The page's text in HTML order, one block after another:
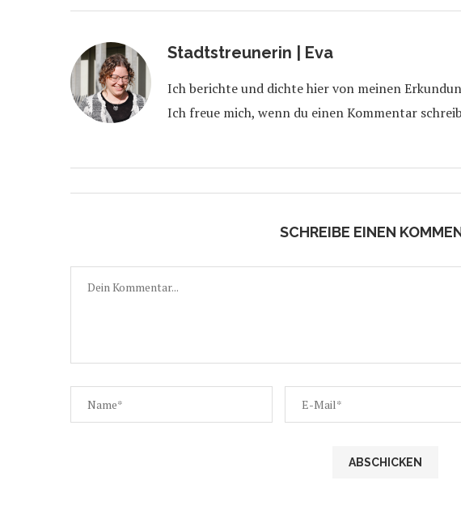
Stadtstreunerin | Eva
Ich berichte und dichte hier von meinen
Ich freue mich, wenn du einen Kommentar
SCHREIBE EINEN